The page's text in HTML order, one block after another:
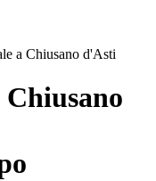
a Chiusano d'Asti